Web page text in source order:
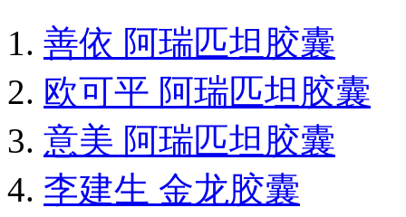
善依 阿瑞匹坦胶囊
欧可平 阿瑞匹坦胶囊
意美 阿瑞匹坦胶囊
李建生 金龙胶囊